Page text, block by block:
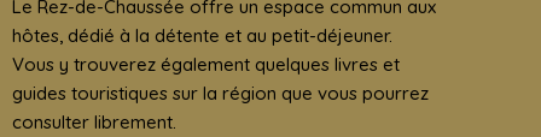
Le Rez-de-Chaussée offre un espace commun aux
hôtes, dédié à la détente et au petit-déjeuner.
Vous y trouverez également quelques livres et
guides touristiques sur la région que vous pourrez
consulter librement.